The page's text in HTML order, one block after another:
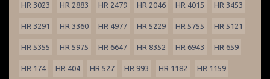
HR 3023 HR 2883 HR 2479 HR 2046 HR 4015 HR 3453
HR 3291 HR 3360 HR 4977 HR 5229 HR 5755 HR 5121
HR 5355 HR 5975 HR 6647 HR 8352 HR 6943 HR 659
HR 174 HR 404 HR 527 HR 993 HR 1182 HR 1159